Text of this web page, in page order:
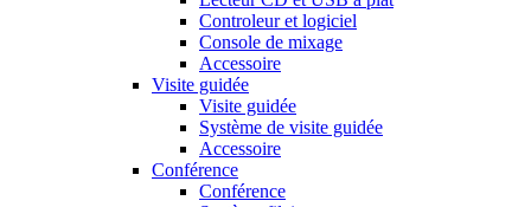
Controleur et logiciel
Console de mixage
Accessoire
Visite guidée
Visite guidée
Système de visite guidée
Accessoire
Conférence
Conférence